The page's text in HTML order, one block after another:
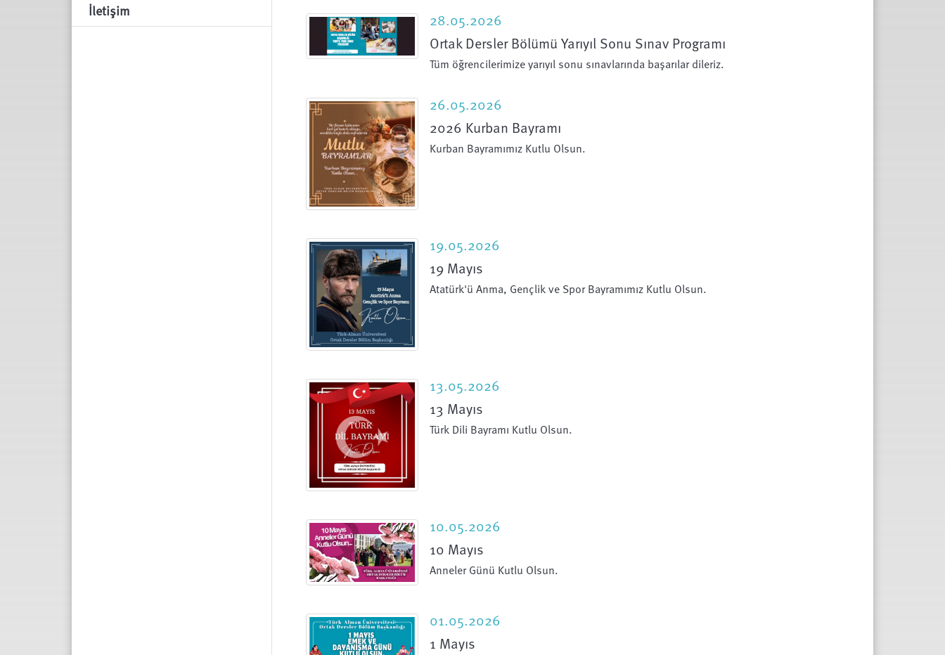
İletişim
28.05.2026
Ortak Dersler Bölümü Yarıyıl Sonu Sınav Programı
Tüm öğrencilerimize yarıyıl sonu sınavlarında başarılar dileriz.
26.05.2026
2026 Kurban Bayramı
Kurban Bayramımız Kutlu Olsun.
19.05.2026
19 Mayıs
Atatürk'ü Anma, Gençlik ve Spor Bayramımız Kutlu Olsun.
13.05.2026
13 Mayıs
Türk Dili Bayramı Kutlu Olsun.
10.05.2026
10 Mayıs
Anneler Günü Kutlu Olsun.
01.05.2026
1 Mayıs